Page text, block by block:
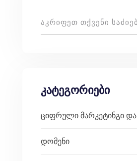
კატეგორიები
ციფრული მარკეტინგი და
დომენი